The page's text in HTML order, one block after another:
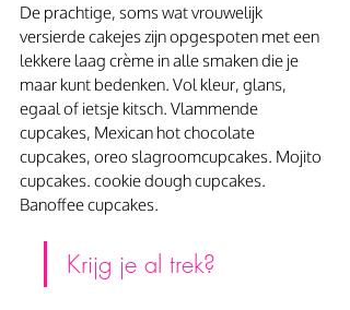
De prachtige, soms wat vrouwelijk
versierde cakejes zijn opgespoten met een
lekkere laag crème in alle smaken die je
maar kunt bedenken. Vol kleur, glans,
egaal of ietsje kitsch. Vlammende
cupcakes, Mexican hot chocolate
cupcakes, oreo slagroomcupcakes. Mojito
cupcakes. cookie dough cupcakes.
Banoffee cupcakes.
Krijg je al trek?